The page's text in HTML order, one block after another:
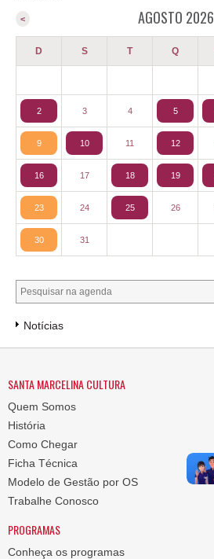
AGOSTO 2026
<
D S T Q
2 3 4 5
9 10 11 12
16 17 18 19
23 24 25 26
30 31
Notícias
SANTA MARCELINA CULTURA
Quem Somos
História
Como Chegar
Ficha Técnica
Modelo de Gestão por OS
Trabalhe Conosco
PROGRAMAS
Conheça os programas